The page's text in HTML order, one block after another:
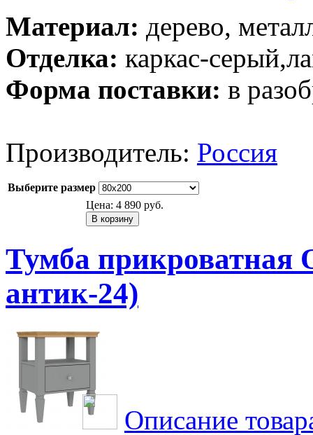
Материал: дерево,
Отделка: каркас-
Форма поставки: в
Производитель: Россия
Выберите размер
Цена: 4 890 руб.
Тумба прикроватная
антик-24)
Описание